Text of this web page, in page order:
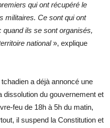
qui ont récupéré le
militaires. Ce sont qui ont
quand ils se sont organisés,
national», explique
a déjà annoncé une
du gouvernement et
feu de 18h à 5h du matin,
il suspend la Constitution et